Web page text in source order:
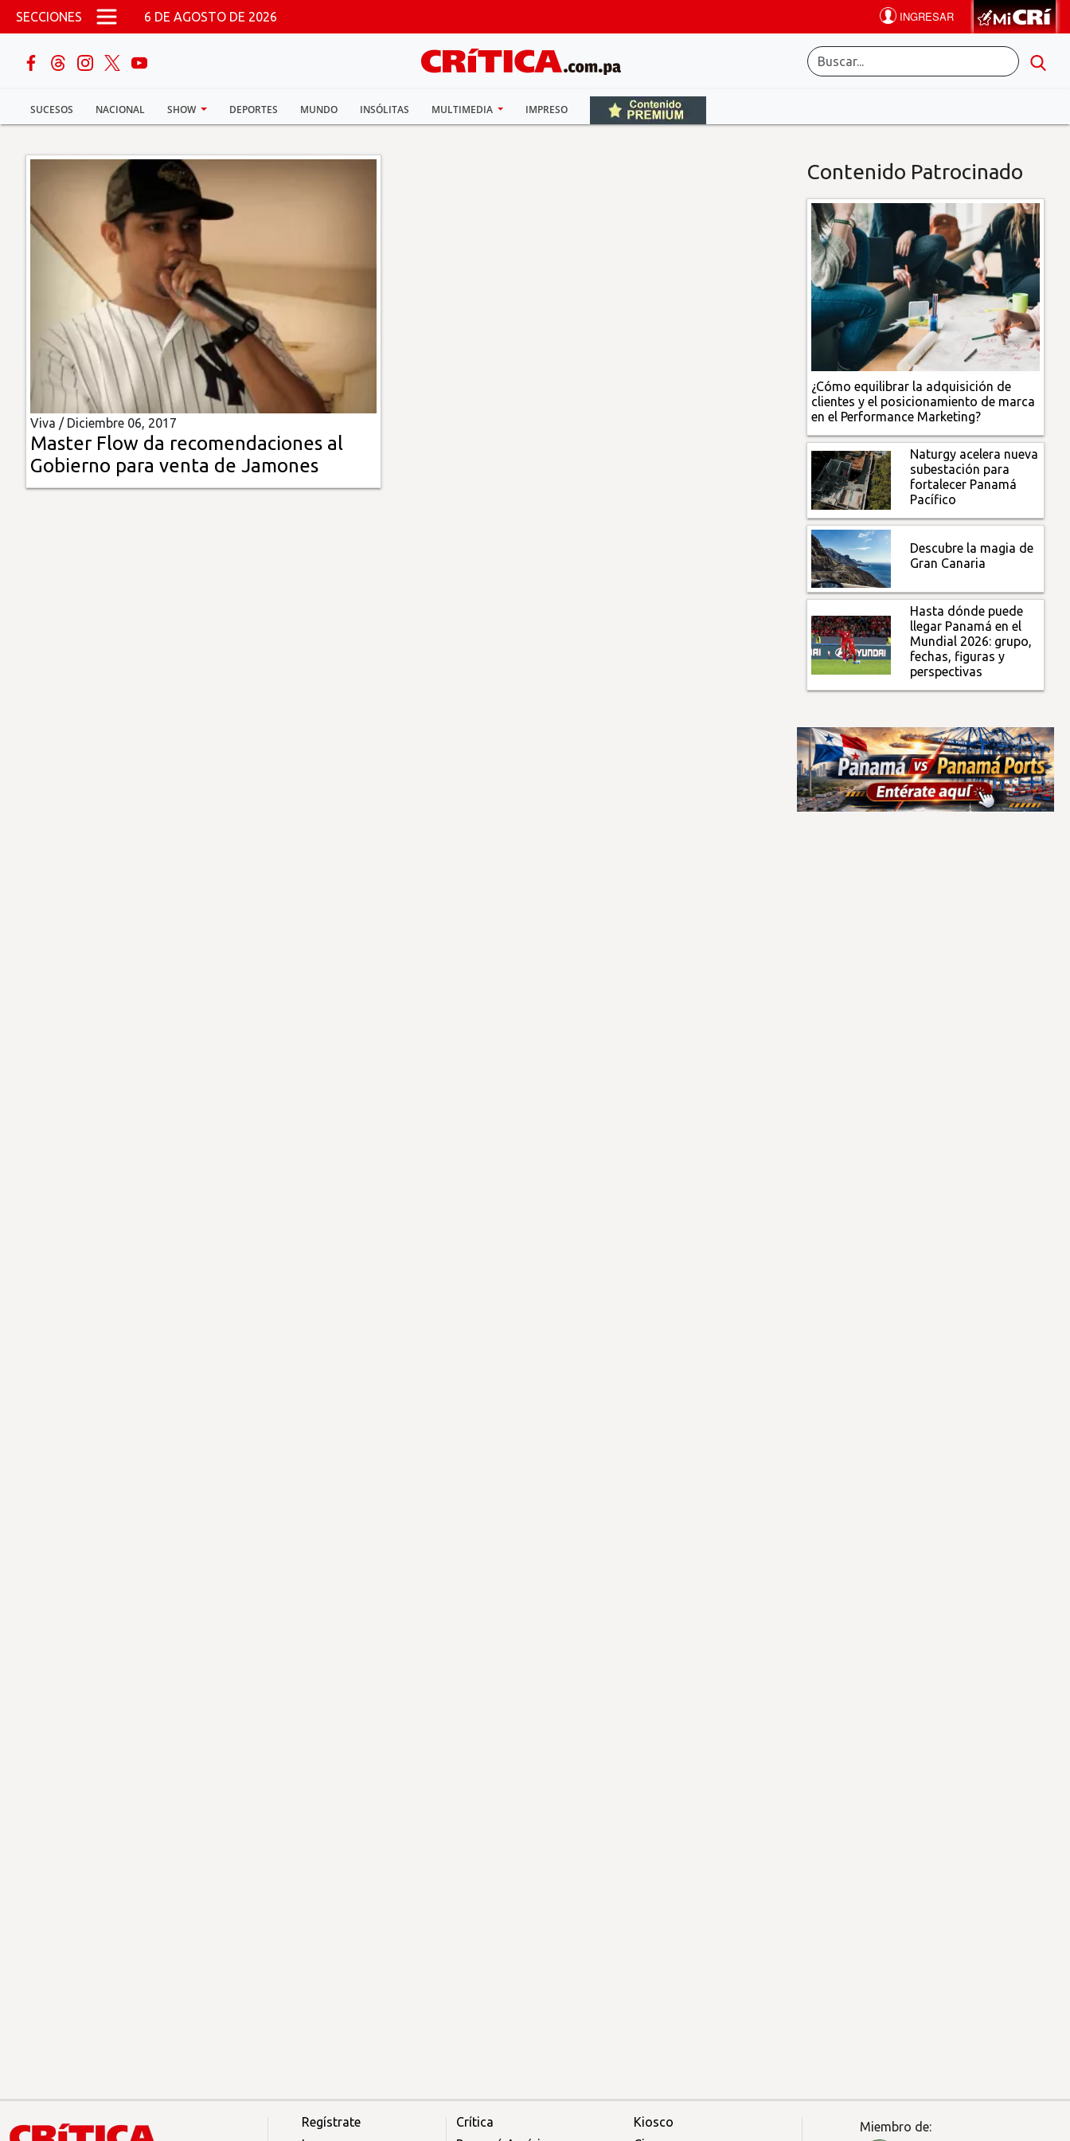
Pasar al contenido principal
SECCIONES 6 DE AGOSTO DE 2026
SUCESOS NACIONAL SHOW DEPORTES MUNDO INSÓLITAS MULTIMEDIA IMPRESO
buscar
Sucesos
Nacional
Política
Mundo
Insólitas
Multimedia
Impreso
Viva / Diciembre 06, 2017
Master Flow da recomendaciones al
Gobierno para venta de Jamones
Contenido Patrocinado
¿Cómo equilibrar la adquisición de
clientes y el posicionamiento de marca
en el Performance Marketing?
Naturgy acelera nueva
subestación para
fortalecer Panamá
Pacífico
Descubre la magia de
Gran Canaria
Hasta dónde puede
llegar Panamá en el
Mundial 2026: grupo,
fechas, figuras y
perspectivas
Regístrate
Crítica
Kiosco
Miembro de: